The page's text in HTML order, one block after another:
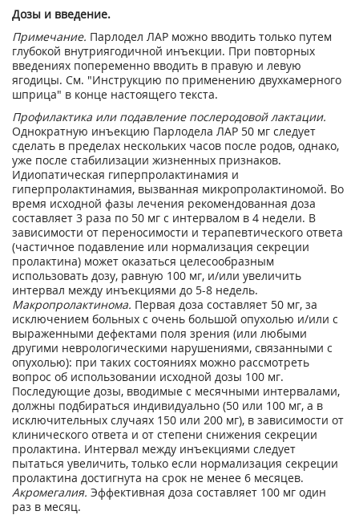
Дозы и введение.
Примечание. Парлодел ЛАР можно вводить только путем
глубокой внутриягодичной инъекции. При повторных
введениях попеременно вводить в правую и левую
ягодицы. См. "Инструкцию по применению двухкамерного
шприца" в конце настоящего текста.
Профилактика или подавление послеродовой лактации.
Однократную инъекцию Парлодела ЛАР 50 мг следует
сделать в пределах нескольких часов после родов, однако,
уже после стабилизации жизненных признаков.
Идиопатическая гиперпролактинамия и
гиперпролактинамия, вызванная микропролактиномой. Во
время исходной фазы лечения рекомендованная доза
составляет 3 раза по 50 мг с интервалом в 4 недели. В
зависимости от переносимости и терапевтического ответа
(частичное подавление или нормализация секреции
пролактина) может оказаться целесообразным
использовать дозу, равную 100 мг, и/или увеличить
интервал между инъекциями до 5-8 недель.
Макропролактинома. Первая доза составляет 50 мг, за
исключением больных с очень большой опухолью и/или с
выраженными дефектами поля зрения (или любыми
другими неврологическими нарушениями, связанными с
опухолью): при таких состояниях можно рассмотреть
вопрос об использовании исходной дозы 100 мг.
Последующие дозы, вводимые с месячными интервалами,
должны подбираться индивидуально (50 или 100 мг, а в
исключительных случаях 150 или 200 мг), в зависимости от
клинического ответа и от степени снижения секреции
пролактина. Интервал между инъекциями следует
пытаться увеличить, только если нормализация секреции
пролактина достигнута на срок не менее 6 месяцев.
Акромегалия. Эффективная доза составляет 100 мг один
раз в месяц.